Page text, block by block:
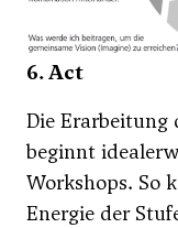
6. Act
Die Erarbeitung
beginnt
Workshops. So
Energie der